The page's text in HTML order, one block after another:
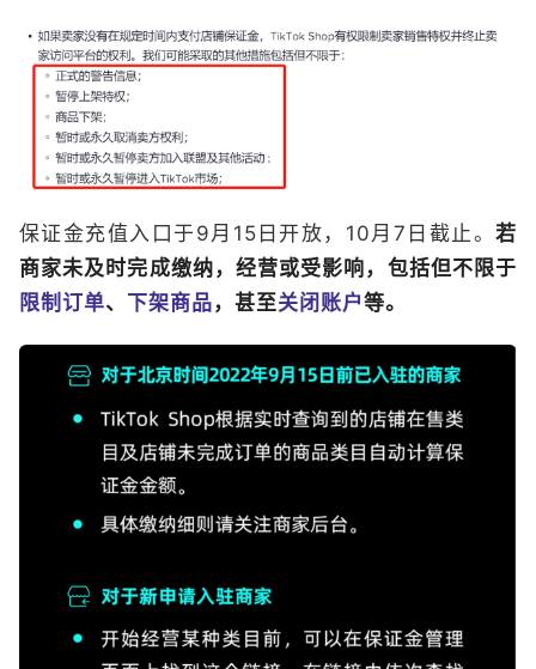
保证金充值入口于9月15日开放，10月7日截止。 若
商家未及时完成缴纳，经营或受影响，包括但不限于
限制订单、 下架商品 ，甚至关闭账户等。